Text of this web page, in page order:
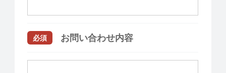
必須 お問い合わせ内容